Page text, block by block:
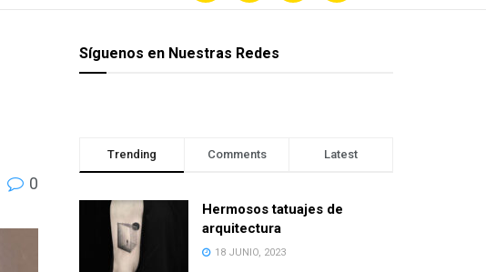
0
Síguenos en Nuestras Redes
Trending Comments Latest
Hermosos tatuajes de
arquitectura
18 JUNIO, 2023